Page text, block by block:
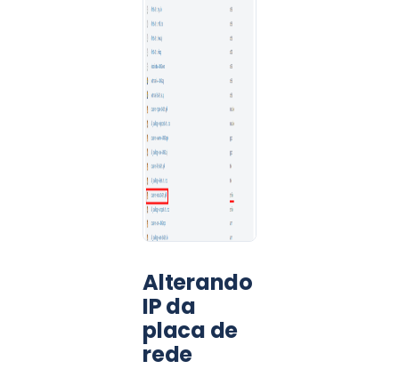
Alterando
IP da
placa de
rede